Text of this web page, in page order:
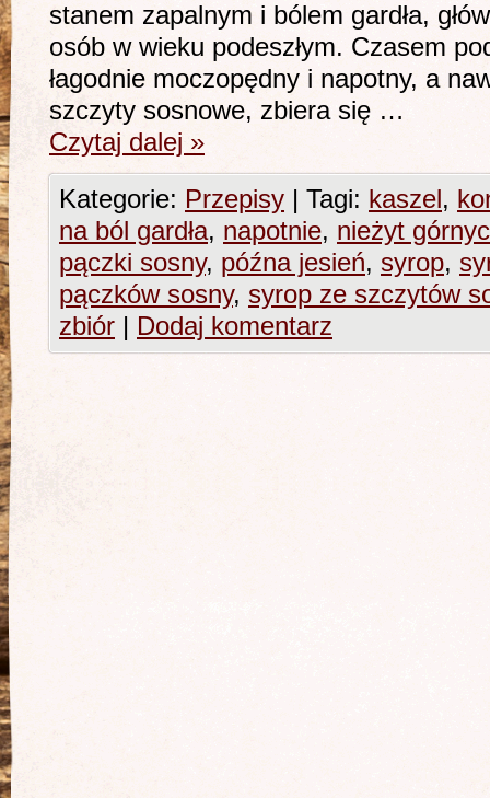
stanem zapalnym i bólem gardła,
osób w wieku podeszłym. Czasem
łagodnie moczopędny i napotny, a
szczyty sosnowe, zbiera się …
Czytaj dalej »
Kategorie: Przepisy | Tagi: kaszel,
na ból gardła, napotnie, nieżyt
pączki sosny, późna jesień, syrop,
pączków sosny, syrop ze szczytów
zbiór | Dodaj komentarz